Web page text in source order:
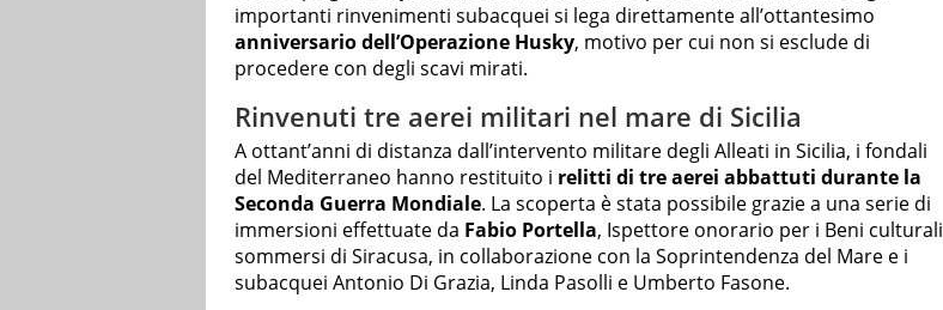
importanti rinvenimenti subacquei si lega direttamente all’ottantesimo
anniversario dell’Operazione Husky, motivo per cui non si esclude di
procedere con degli scavi mirati.
Rinvenuti tre aerei militari nel mare di Sicilia
A ottant’anni di distanza dall’intervento militare degli Alleati in Sicilia, i fondali
del Mediterraneo hanno restituito i relitti di tre aerei abbattuti durante la
Seconda Guerra Mondiale. La scoperta è stata possibile grazie a una serie di
immersioni effettuate da Fabio Portella, Ispettore onorario per i Beni culturali
sommersi di Siracusa, in collaborazione con la Soprintendenza del Mare e i
subacquei Antonio Di Grazia, Linda Pasolli e Umberto Fasone.